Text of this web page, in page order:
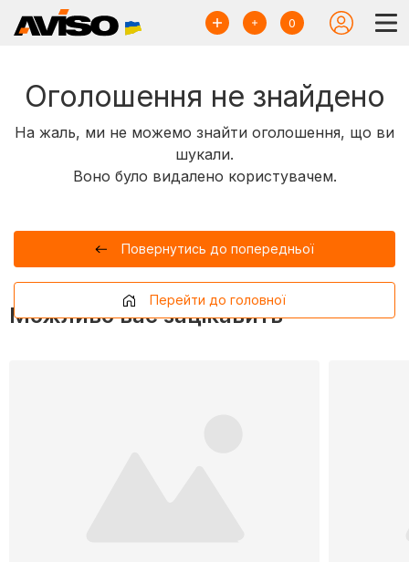
0
Оголошення не знайдено
На жаль, ми не можемо знайти оголошення, що ви
шукали.
Воно було видалено користувачем.
Повернутись до попередньої
Перейти до головної
Можливо вас зацікавить